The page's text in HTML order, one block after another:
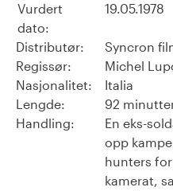
Vurdert
dato:
19.05.1978
Distributør:
Syncron
Regissør:
Michel
Nasjonalitet:
Italia
Lengde:
92
Handling:
En eks-
opp
hunters
kamerat,